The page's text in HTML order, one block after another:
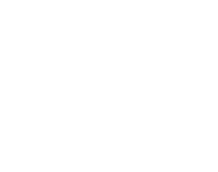
on Print